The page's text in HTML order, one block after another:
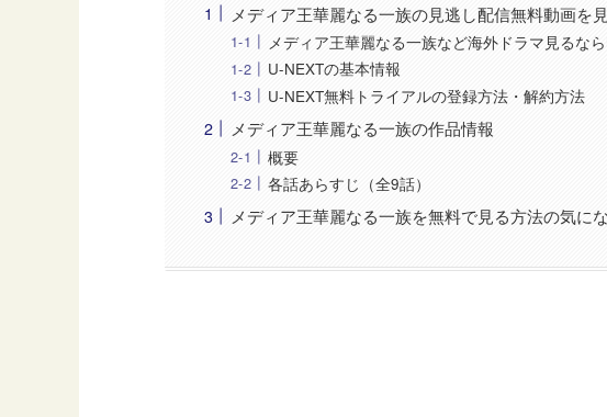
メディア王華麗なる一族の見逃し配信無料動画を
メディア王華麗なる一族など海外ドラマ見るな
U-NEXTの基本情報
U-NEXT無料トライアルの登録方法・解約方法
メディア王華麗なる一族の作品情報
概要
各話あらすじ（全9話）
メディア王華麗なる一族を無料で見る方法の気に